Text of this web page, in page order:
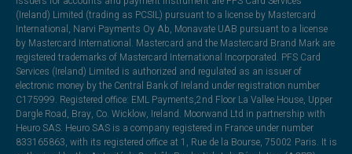
(Ireland) Limited (trading as PCSIL) pursuant to a license by Mastercard
International, Narvi Payments Oy Ab, Monavate UAB pursuant to a license
by Mastercard International. Mastercard and the Mastercard Brand Mark are
registered trademarks of Mastercard International Incorporated. PFS Card
Services (Ireland) Limited is authorized and regulated as an issuer of
electronic money by the Central Bank of Ireland under registration number
C175999. Registered office: EML Payments,2nd Floor La Vallee House, Upper
Dargle Road, Bray, Co. Wicklow, Ireland. Moorwand Ltd in partnership with
Heuro SAS. Heuro SAS is a company registered in France under number
833165863, with its registered office at 1, Rue de la Bourse, 75002 Paris. It is